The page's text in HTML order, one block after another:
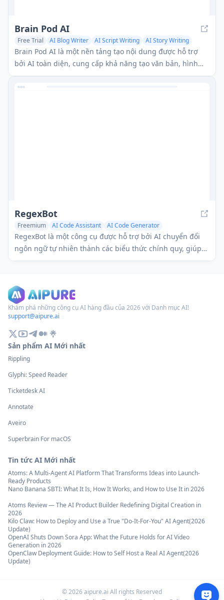
Brain Pod AI
Free Trial AI Blog Writer AI Script Writing AI Story Writing
Brain Pod AI là một nền tảng tạo nội dung được hỗ trợ
bởi AI toàn diện, cung cấp khả năng tạo văn bản, hình
ảnh và âm thanh đa ngôn ngữ.
RegexBot
Freemium AI Code Assistant
AI Code Generator
AI Script Writing
RegexBot là một công cụ được hỗ trợ bởi AI chuyển đổi
ngôn ngữ tự nhiên thành các biểu thức chính quy, giúp
việc tạo regex trở nên dễ dàng và dễ tiếp cận.
Khám phá những công cụ AI hàng đầu của 2026 với Danh mục AI!
support@aipure.ai
Sản phẩm AI Mới nhất
Rippling
Glyphi: Speed Reader
Ticketdesk AI
Annotate
Aveiro
Superbrain For macOS
Tin tức AI Mới nhất
Atoms: A Multi-Agent AI Platform That Transforms Ideas into Launch-
Ready Products
Nano Banana SBTI: What It Is, How It Works, and How to Use It in 2026
Atoms Review — The AI Product Builder Redefining Digital Creation in
2026
Kilo Claw: How to Deploy and Use a True "Do‑It‑For‑You" AI Agent(2026
Update)
OpenAI Shuts Down Sora App: What the Future Holds for AI Video
Generation in 2026
OpenClaw Deployment Guide: How to Self Host a Real AI Agent(2026
Update)
©2026aipure.ai All rights Reserved